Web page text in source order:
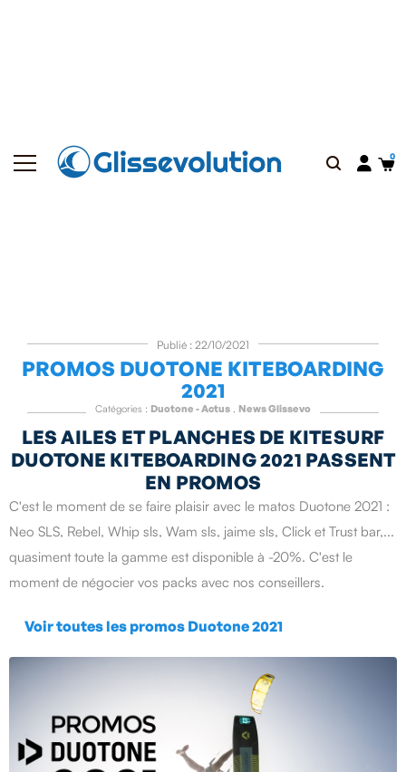
Publié : 22/10/2021
PROMOS DUOTONE KITEBOARDING
2021
Catégories : Duotone - Actus , News Glissevo
LES AILES ET PLANCHES DE KITESURF
DUOTONE KITEBOARDING 2021 PASSENT
EN PROMOS
C'est le moment de se faire plaisir avec le matos Duotone 2021 :
Neo SLS, Rebel, Whip sls, Wam sls, jaime sls, Click et Trust bar,...
quasiment toute la gamme est disponible à -20%. C'est le
moment de négocier vos packs avec nos conseillers.
Voir toutes les promos Duotone 2021